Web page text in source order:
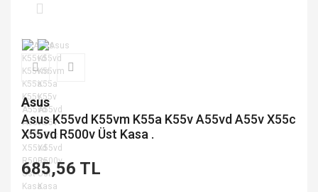
Asus
Asus K55vd K55vm K55a K55v A55vd A55v X55c
X55vd R500v Üst Kasa .
685,56 TL